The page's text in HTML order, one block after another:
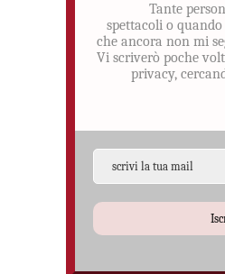
Tante
spettacoli o
che ancora non mi
Vi scriverò poche
privacy,